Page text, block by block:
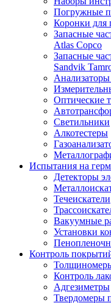
Погружные
Коронки для
Запасные
Atlas Copco
Запасные
Sandvik
Анализаторы
Оптические
Светильники
Алкотестеры
Испытания на
Детекторы
Течеискатели
Вакуумные
Установки
Контроль
Контроль
Адгезиметры
Твердомеры